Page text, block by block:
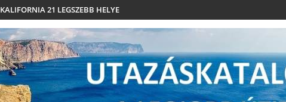
KALIFORNIA 21 LEGSZEBB HELYE